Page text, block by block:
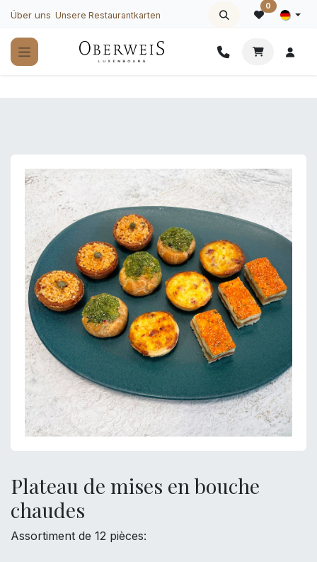
Zum Inhalt springen
Über uns Unsere Restaurantkarten
0
Plateau de mises en bouche
chaudes
Assortiment de 12 pièces: